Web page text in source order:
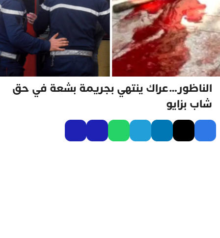
الناظور…عراك ينتهي بجريمة بشعة في حق
شاب بزايو